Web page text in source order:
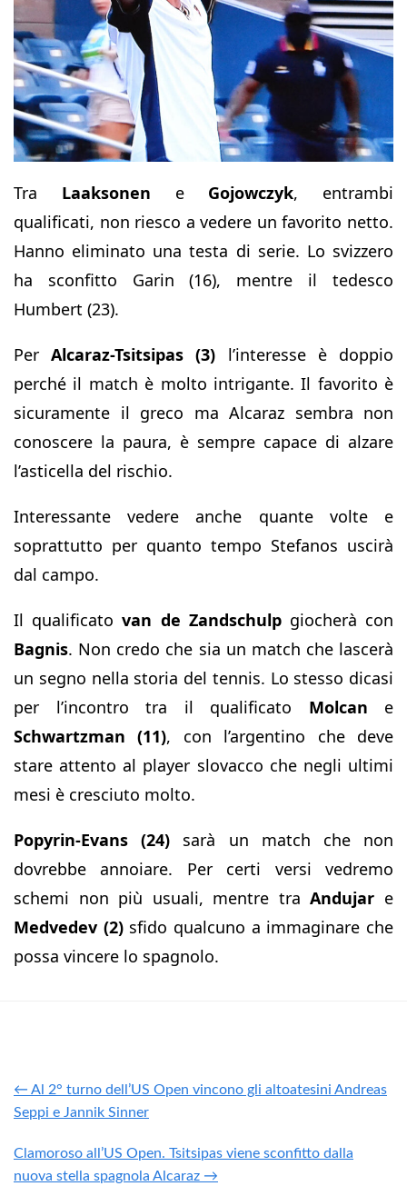
Tra Laaksonen e Gojowczyk, entrambi
qualificati, non riesco a vedere un favorito netto.
Hanno eliminato una testa di serie. Lo svizzero
ha sconfitto Garin (16), mentre il tedesco
Humbert (23).
PerAlcaraz-Tsitsipas (3) l’interesse è doppio
perché il match è molto intrigante. Il favorito è
sicuramente il greco ma Alcaraz sembra non
conoscere la paura, è sempre capace di alzare
l’asticella del rischio.
Interessante vedere anche quante volte e
soprattutto per quanto tempo Stefanos uscirà
dal campo.
Il qualificatovan de Zandschulpgiocherà con
Bagnis. Non credo che sia un match che lascerà
un segno nella storia del tennis. Lo stesso dicasi
per l’incontro tra il qualificato Molcan e
Schwartzman
(11), con l’argentino che deve
stare attento al player slovacco che negli ultimi
mesi è cresciuto molto.
Popyrin-Evans (24) sarà un match che non
dovrebbe annoiare. Per certi versi vedremo
schemi non più usuali, mentre traAndujar e
Medvedev (2)sfido qualcuno a immaginare che
possa vincere lo spagnolo.
← Al 2° turno dell’US Open vincono gli altoatesini Andreas
Seppi e Jannik Sinner
Clamoroso all’US Open. Tsitsipas viene sconfitto dalla
nuova stella spagnola Alcaraz →